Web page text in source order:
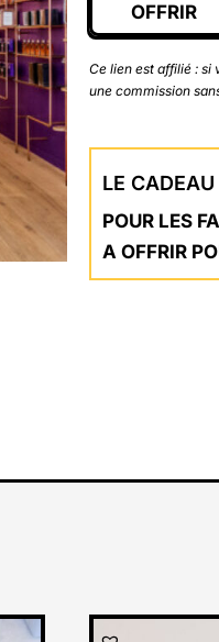
OFFRIR
Ce lien est affilié : si
une commission
LE
POUR LES
A OFFRIR